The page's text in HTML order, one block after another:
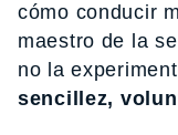
cómo conducir
maestro de la
no la
sencillez,